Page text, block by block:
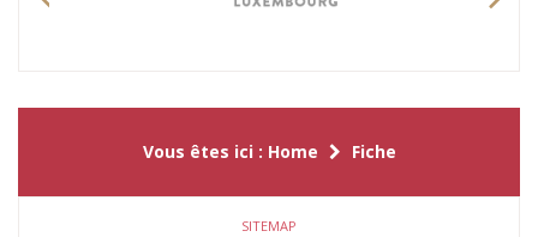
Vous êtes ici : Home Fiche
SITEMAP